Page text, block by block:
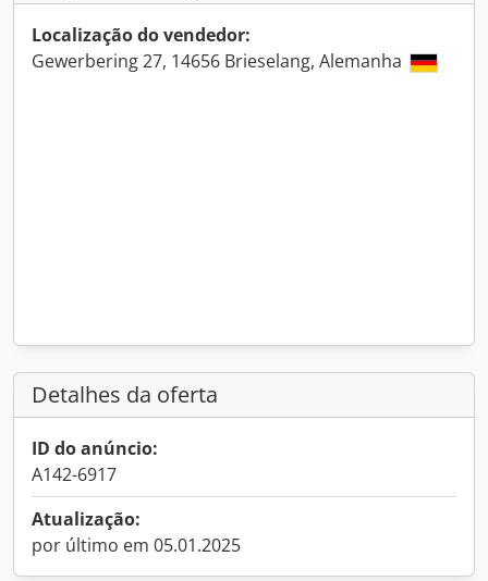
Localização do vendedor:
Gewerbering 27, 14656 Brieselang, Alemanha
Detalhes da oferta
ID do anúncio:
A142-6917
Atualização:
por último em 05.01.2025